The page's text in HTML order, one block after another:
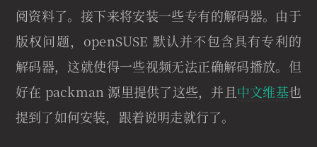
阅资料了。接下来将安装一些专有的解码器。由于
版权问题，openSUSE 默认并不包含具有专利的
解码器，这就使得一些视频无法正确解码播放。但
好在 packman 源里提供了这些，并且 中文维基也
提到了如何安装，跟着说明走就行了。